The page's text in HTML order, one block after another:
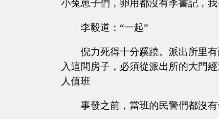
小兔崽子們，卵用都沒有李書記，
李毅道：“一起”
倪力死得十分蹊蹺。派出所里
入這間房子，必須從派出所的大門
人值班
事發之前，當班的民警們都沒